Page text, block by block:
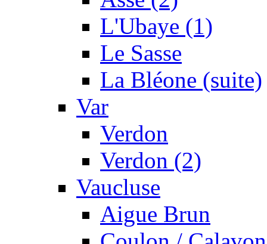
L'Ubaye (1)
Le Sasse
La Bléone (suite)
Var
Verdon
Verdon (2)
Vaucluse
Aigue Brun